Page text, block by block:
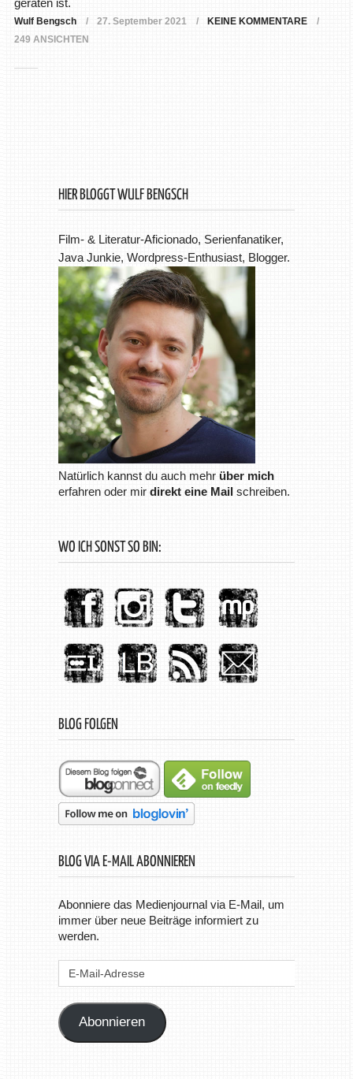
geraten ist.
Wulf Bengsch 27. September 2021
KEINE KOMMENTARE
249 ANSICHTEN
HIER BLOGGT WULF BENGSCH
Film- & Literatur-Aficionado, Serienfanatiker,
Java Junkie, Wordpress-Enthusiast, Blogger.
Natürlich kannst du auch mehr über mich
erfahren oder mir direkt eine Mailschreiben.
WO ICH SONST SO BIN:
BLOG FOLGEN
BLOG VIA E-MAIL ABONNIEREN
Abonniere das Medienjournal via E-Mail, um
immer über neue Beiträge informiert zu
werden.
Abonnieren